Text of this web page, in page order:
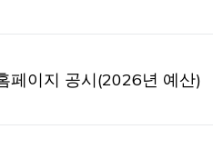
페이지 공시(2026년 예산)